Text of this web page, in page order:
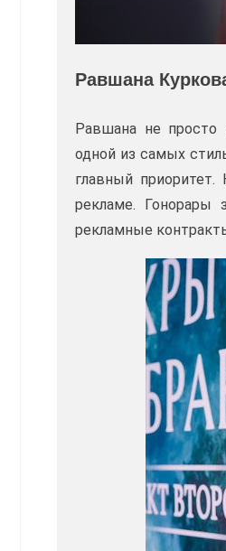
Равшана
Равшана не просто
одной из самых
главный
рекламе. Гонорары
рекламные